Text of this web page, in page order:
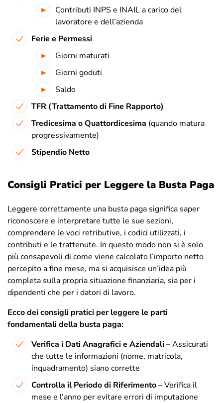
Contributi INPS e INAIL a carico del
lavoratore e dell’azienda
Ferie e Permessi
Giorni maturati
Giorni goduti
Saldo
TFR (Trattamento di Fine Rapporto)
Tredicesima o Quattordicesima (quando matura
progressivamente)
Stipendio Netto
Consigli Pratici per Leggere la Busta Paga
Leggere correttamente una busta paga significa saper
riconoscere e interpretare tutte le sue sezioni,
comprendere le voci retributive, i codici utilizzati, i
contributi e le trattenute. In questo modo non si è solo
più consapevoli di come viene calcolato l’importo netto
percepito a fine mese, ma si acquisisce un’idea più
completa sulla propria situazione finanziaria, sia per i
dipendenti che per i datori di lavoro.
Ecco dei consigli pratici per leggere le parti
fondamentali della busta paga:
Verifica i Dati Anagrafici e Aziendali– Assicurati
che tutte le informazioni (nome, matricola,
inquadramento) siano corrette
Controlla il Periodo di Riferimento– Verifica il
mese e l’anno per evitare errori di imputazione